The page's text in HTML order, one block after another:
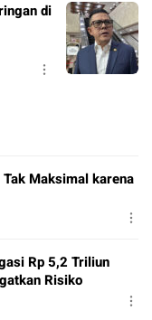
di
Tak Maksimal karena
Rp 5,2 Triliun
Risiko